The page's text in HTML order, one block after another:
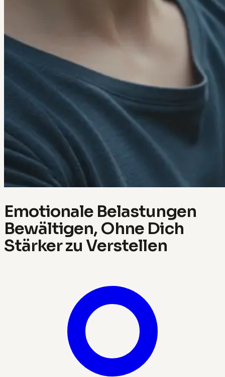
Emotionale Belastungen
Bewältigen, Ohne Dich
Stärker zu Verstellen